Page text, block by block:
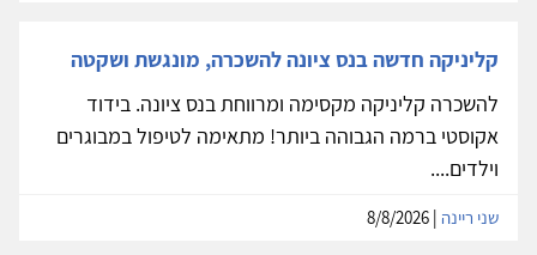
קליניקה חדשה בנס ציונה להשכרה, מונגשת ושקטה
להשכרה קליניקה מקסימה ומרווחת בנס ציונה. בידוד
אקוסטי ברמה הגבוהה ביותר! מתאימה לטיפול במבוגרים
וילדים....
שני ריינה